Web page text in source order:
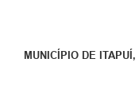
MUNICÍPIO DE